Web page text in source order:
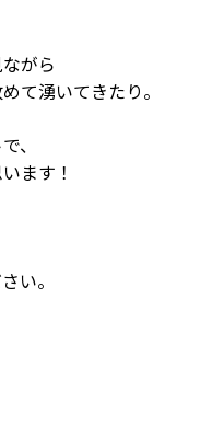
がら
て湧いてきたり。
、
ます！
い。